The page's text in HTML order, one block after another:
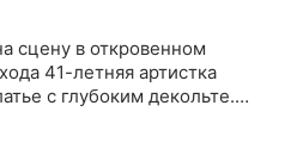
сцену в откровенном
41-летняя артистка
с глубоким декольте.